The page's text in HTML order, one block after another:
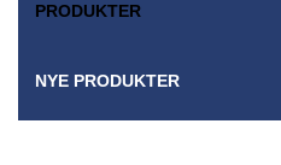
PRODUKTER
NYE PRODUKTER